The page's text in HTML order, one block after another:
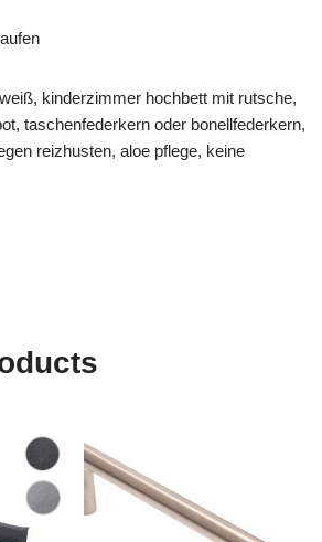
kinderzimmer hochbett mit rutsche,
taschenfederkern oder bonellfederkern,
reizhusten, aloe pflege, keine